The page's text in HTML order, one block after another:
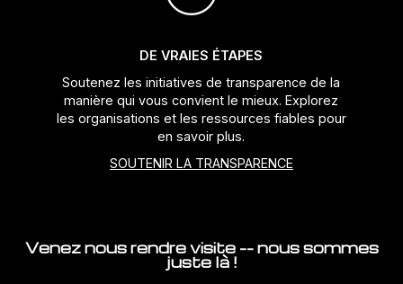
DE VRAIES ÉTAPES
Soutenez les initiatives de transparence de la
manière qui vous convient le mieux. Explorez
les organisations et les ressources fiables pour
en savoir plus.
SOUTENIR LA TRANSPARENCE
Venez nous rendre visite -- nous sommes
juste là !